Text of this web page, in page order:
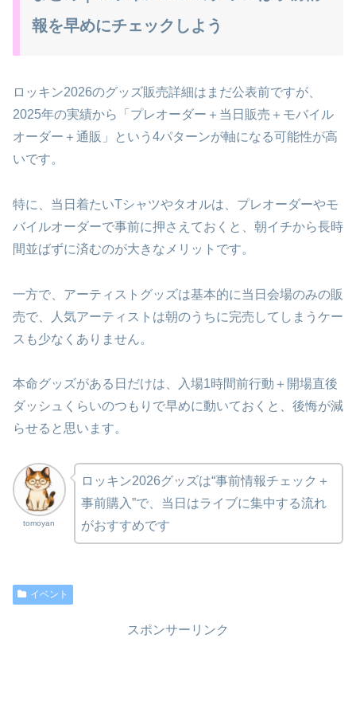
報を早めにチェックしよう
ロッキン2026のグッズ販売詳細はまだ公表前ですが、
2025年の実績から「プレオーダー＋当日販売＋モバイル
オーダー＋通販」という4パターンが軸になる可能性が高
いです。
特に、当日着たいTシャツやタオルは、プレオーダーやモ
バイルオーダーで事前に押さえておくと、朝イチから長時
間並ばずに済むのが大きなメリットです。
一方で、アーティストグッズは基本的に当日会場のみの販
売で、人気アーティストは朝のうちに完売してしまうケー
スも少なくありません。
本命グッズがある日だけは、入場1時間前行動＋開場直後
ダッシュくらいのつもりで早めに動いておくと、後悔が減
らせると思います。
tomoyan
ロッキン2026グッズは“事前情報チェック＋
事前購入”で、当日はライブに集中する流れ
がおすすめです
イベント
スポンサーリンク